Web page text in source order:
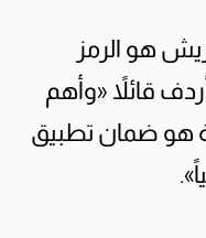
هو الرمز
قائلاً «وأهم
هو ضمان تطبيق